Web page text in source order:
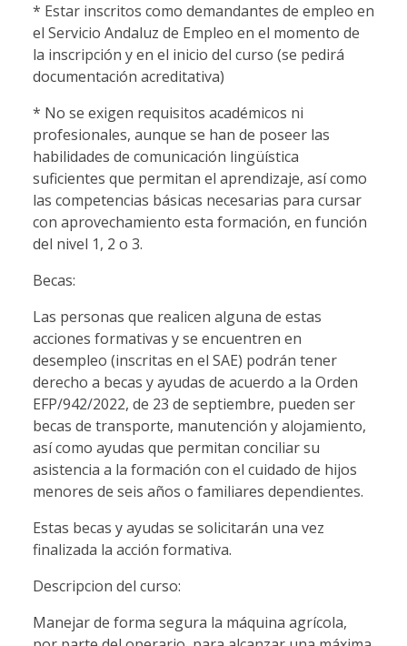
* Estar inscritos como demandantes de empleo en
el Servicio Andaluz de Empleo en el momento de
la inscripción y en el inicio del curso (se pedirá
documentación acreditativa)
* No se exigen requisitos académicos ni
profesionales, aunque se han de poseer las
habilidades de comunicación lingüística
suficientes que permitan el aprendizaje, así como
las competencias básicas necesarias para cursar
con aprovechamiento esta formación, en función
del nivel 1, 2 o 3.
Becas:
Las personas que realicen alguna de estas
acciones formativas y se encuentren en
desempleo (inscritas en el SAE) podrán tener
derecho a becas y ayudas de acuerdo a la Orden
EFP/942/2022, de 23 de septiembre, pueden ser
becas de transporte, manutención y alojamiento,
así como ayudas que permitan conciliar su
asistencia a la formación con el cuidado de hijos
menores de seis años o familiares dependientes.
Estas becas y ayudas se solicitarán una vez
finalizada la acción formativa.
Descripcion del curso:
Manejar de forma segura la máquina agrícola,